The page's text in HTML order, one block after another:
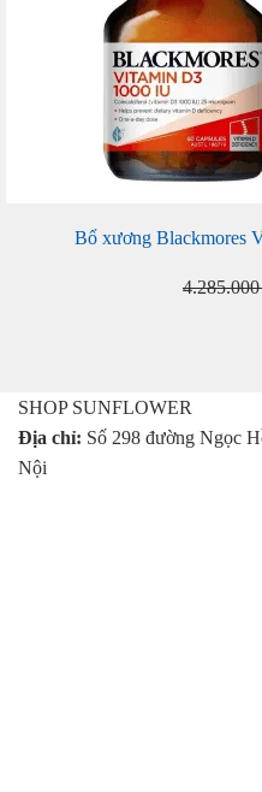
Bổ xương Blackmores
SHOP SUNFLOWER
Địa chỉ: Số 298 đường Ngọc
Nội